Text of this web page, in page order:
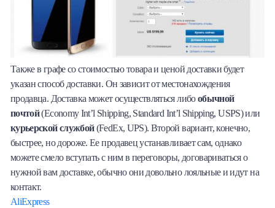
Также в графе со стоимостью товара и ценой доставки будет
указан способ доставки. Он зависит от местонахождения
продавца. Доставка может осуществляться либообычной
почтой(Economy Int’l Shipping, Standard Int’l Shipping, USPS) или
курьерской службой(FedEx, UPS). Второй вариант, конечно,
быстрее, но дороже. Ее продавец устанавливает сам, однако
можете смело вступать с ним в переговоры, договариваться о
нужной вам доставке, обычно они довольно лояльные и идут на
контакт.
AliExpress